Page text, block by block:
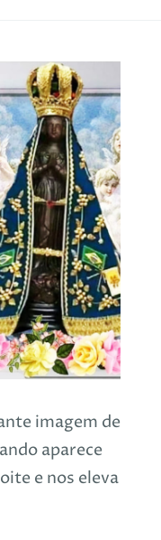
imagem de
aparece
e nos eleva